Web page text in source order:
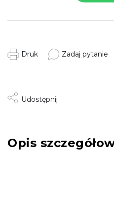
Druk Zadaj pytanie
Udostępnij
Opis